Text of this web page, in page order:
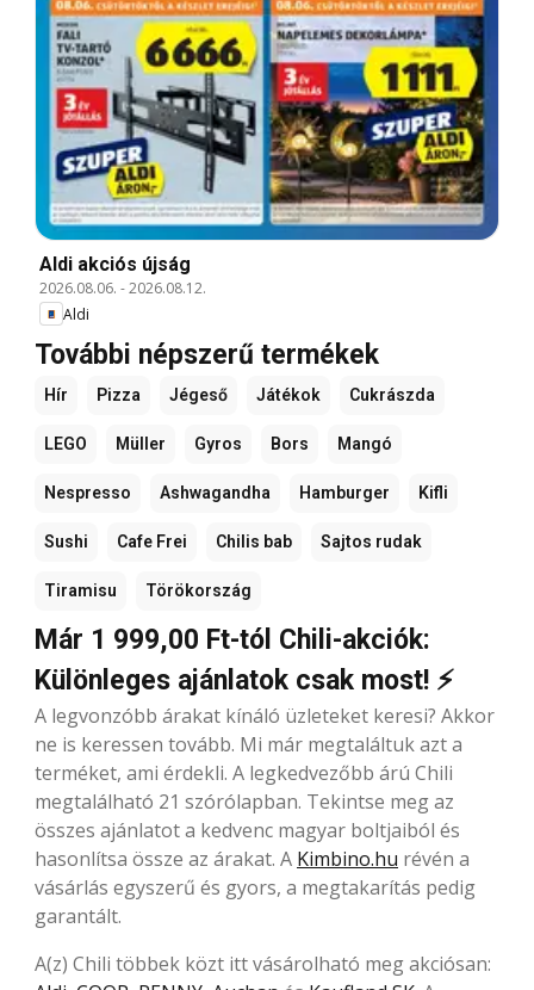
Aldi akciós újság
2026.08.06. -2026.08.12.
Aldi
További népszerű termékek
Hír Pizza Jégeső Játékok Cukrászda
LEGO Müller Gyros Bors Mangó
Nespresso Ashwagandha Hamburger Kifli
Sushi Cafe Frei Chilis bab Sajtos rudak
Tiramisu Törökország
Már 1 999,00 Ft-tól Chili-akciók:
Különleges ajánlatok csak most! ⚡
A legvonzóbb árakat kínáló üzleteket keresi? Akkor
ne is keressen tovább. Mi már megtaláltuk azt a
terméket, ami érdekli. A legkedvezőbb árú Chili
megtalálható 21 szórólapban. Tekintse meg az
összes ajánlatot a kedvenc magyar boltjaiból és
hasonlítsa össze az árakat. A Kimbino.hu révén a
vásárlás egyszerű és gyors, a megtakarítás pedig
garantált.
A(z) Chili többek közt itt vásárolható meg akciósan: